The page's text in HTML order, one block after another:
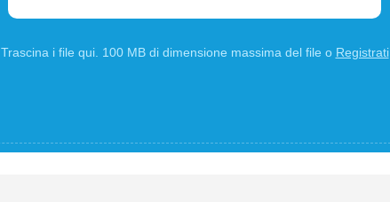
Trascina i file qui. 100 MB di dimensione massima del file o Registrati